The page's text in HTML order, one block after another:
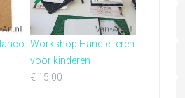
Workshop Handletteren
voor kinderen
€ 15,00